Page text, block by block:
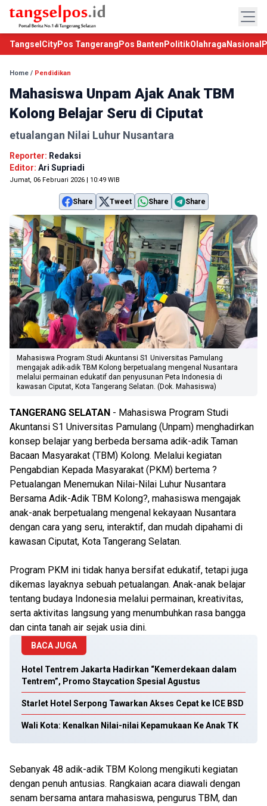
TangselCityPos Tangerang Pos Banten PolitikOlahraga Nasional
Home / Pendidikan
Mahasiswa Unpam Ajak Anak TBM
Kolong Belajar Seru di Ciputat
etualangan Nilai Luhur Nusantara
Reporter: Redaksi
Editor: Ari Supriadi
Jumat, 06 Februari 2026 | 10:49 WIB
Share Tweet Share Share
Mahasiswa Program Studi Akuntansi S1 Universitas Pamulang
mengajak adik-adik TBM Kolong berpetualang mengenal Nusantara
melalui permainan edukatif dan penyusunan Peta Indonesia di
kawasan Ciputat, Kota Tangerang Selatan. (Dok. Mahasiswa)
TANGERANG SELATAN - Mahasiswa Program Studi
Akuntansi S1 Universitas Pamulang (Unpam) menghadirkan
konsep belajar yang berbeda bersama adik-adik Taman
Bacaan Masyarakat (TBM) Kolong. Melalui kegiatan
Pengabdian Kepada Masyarakat (PKM) bertema ?
Petualangan Menemukan Nilai-Nilai Luhur Nusantara
Bersama Adik-Adik TBM Kolong?, mahasiswa mengajak
anak-anak berpetualang mengenal kekayaan Nusantara
dengan cara yang seru, interaktif, dan mudah dipahami di
kawasan Ciputat, Kota Tangerang Selatan.
Program PKM ini tidak hanya bersifat edukatif, tetapi juga
dikemas layaknya sebuah petualangan. Anak-anak belajar
tentang budaya Indonesia melalui permainan, kreativitas,
serta aktivitas langsung yang menumbuhkan rasa bangga
dan cinta tanah air sejak usia dini.
BACA JUGA
Hotel Tentrem Jakarta Hadirkan “Kemerdekaan dalam
Tentrem”, Promo Staycation Spesial Agustus
Starlet Hotel Serpong Tawarkan Akses Cepat ke ICE BSD
Wali Kota: Kenalkan Nilai-nilai Kepamukaan Ke Anak TK
Sebanyak 48 adik-adik TBM Kolong mengikuti kegiatan
dengan penuh antusias. Rangkaian acara diawali dengan
senam bersama antara mahasiswa, pengurus TBM, dan